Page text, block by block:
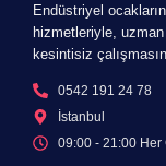
Endüstriyel
hizmetleriyle,
kesintisiz
0542 191 24 78
İstanbul
09:00 - 21:00 Her